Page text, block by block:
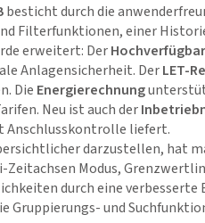
besticht durch die
Filterfunktionen, einer
erweitert: Der
Anlagensicherheit. DerLET-
Die Energierechnung
Neu ist auch der
liefert.
darzustellen, hat
Zeitachsen Modus,
durch eine
Gruppierungs- und